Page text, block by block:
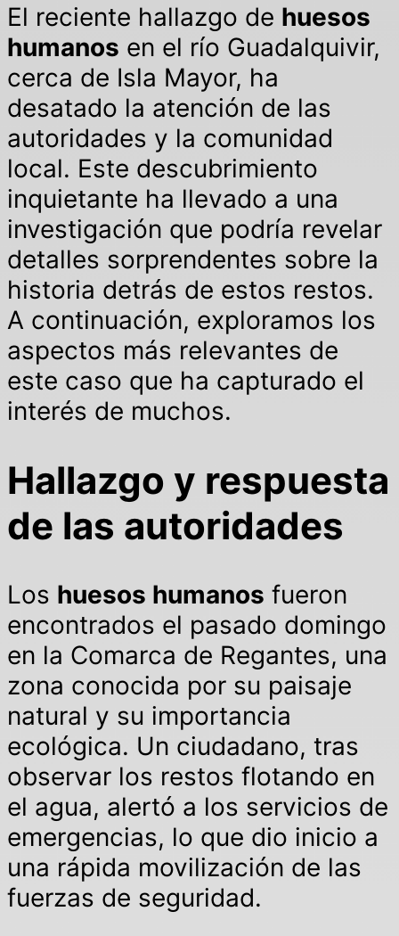
El reciente hallazgo de huesos
humanos en el río Guadalquivir,
cerca de Isla Mayor, ha
desatado la atención de las
autoridades y la comunidad
local. Este descubrimiento
inquietante ha llevado a una
investigación que podría revelar
detalles sorprendentes sobre la
historia detrás de estos restos.
A continuación, exploramos los
aspectos más relevantes de
este caso que ha capturado el
interés de muchos.
Hallazgo y respuesta
de las autoridades
Los huesos humanos fueron
encontrados el pasado domingo
en la Comarca de Regantes, una
zona conocida por su paisaje
natural y su importancia
ecológica. Un ciudadano, tras
observar los restos flotando en
el agua, alertó a los servicios de
emergencias, lo que dio inicio a
una rápida movilización de las
fuerzas de seguridad.